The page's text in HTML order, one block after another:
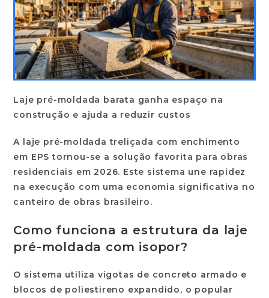
Laje pré-moldada barata ganha espaço na
construção e ajuda a reduzir custos
A laje pré-moldada treliçada com enchimento
em EPS tornou-se a solução favorita para obras
residenciais em 2026. Este sistema une rapidez
na execução com uma economia significativa no
canteiro de obras brasileiro.
Como funciona a estrutura da laje
pré-moldada com isopor?
O sistema utiliza vigotas de concreto armado e
blocos de poliestireno expandido, o popular